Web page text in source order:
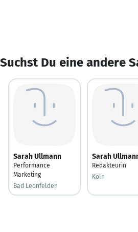
Suchst Du eine andere
Sarah Ullmann
Performance
Marketing
Bad Leonfelden
Sarah
Redakteurin
Köln